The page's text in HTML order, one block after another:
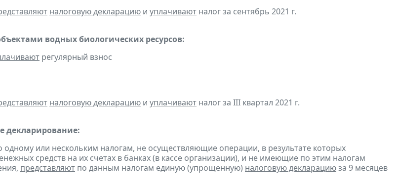
налоговую декларацию и уплачивают налог за сентябрь 2021 г.
водных биологических ресурсов:
регулярный взнос
налоговую декларацию и уплачивают налог за III квартал 2021 г.
декларирование:
одному или нескольким налогам, не осуществляющие операции, в результате которых
средств на их счетах в банках (в кассе организации), и не имеющие по этим налогам
представляют по данным налогам единую (упрощенную) налоговую декларациюза 9 месяцев